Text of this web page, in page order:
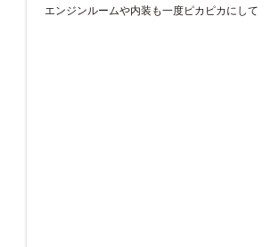
エンジンルームや内装も一度ピカピカにして